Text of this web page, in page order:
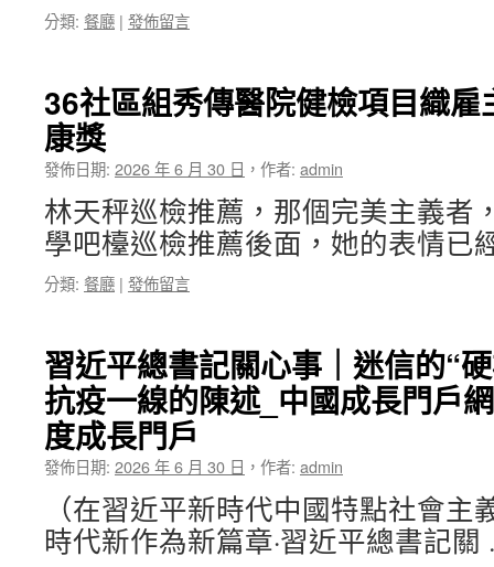
分類: 餐廳 | 發佈留言
36社區組秀傳醫院健檢項目織
康獎
發佈日期: 2026 年 6 月 30 日 ， 作者: admin
林天秤巡檢推薦，那個完美主義者
學吧檯巡檢推薦後面，她的表情
分類: 餐廳 | 發佈留言
習近平總書記關心事｜迷信的“
抗疫一線的陳述_中國成長門戶
度成長門戶
發佈日期: 2026 年 6 月 30 日 ， 作者: admin
（在習近平新時代中國特點社會
時代新作為新篇章·習近平總書記